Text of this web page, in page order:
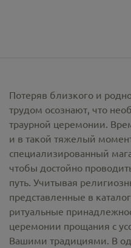
Потеряв близкого и
трудом осознают, что
траурной церемонии.
и в такой тяжелый
специализированный
чтобы достойно
путь. Учитывая
представленные в
ритуальные
церемонии прощания с
Вашими традициями. В